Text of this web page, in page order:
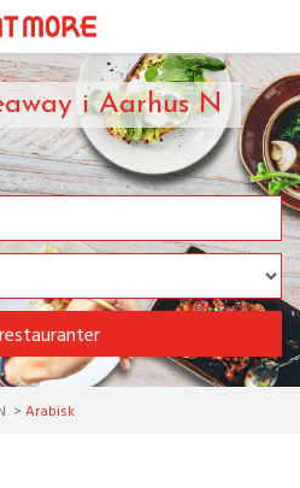
i Aarhus N
Arabisk